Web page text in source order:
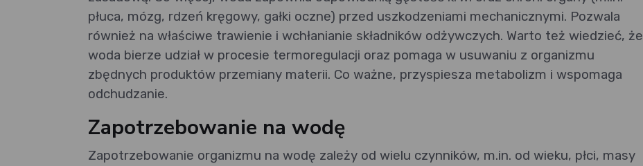
płuca, mózg, rdzeń kręgowy, gałki oczne) przed uszkodzeniami mechanicznymi. Pozwala
również na właściwe trawienie i wchłanianie składników odżywczych. Warto też wiedzieć, że
woda bierze udział w procesie termoregulacji oraz pomaga w usuwaniu z organizmu
zbędnych produktów przemiany materii. Co ważne, przyspiesza metabolizm i wspomaga
odchudzanie.
Zapotrzebowanie na wodę
Zapotrzebowanie organizmu na wodę zależy od wielu czynników, m.in. od wieku, płci, masy